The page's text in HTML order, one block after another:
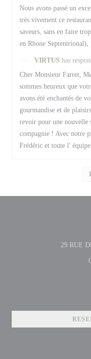
Nous avons passé un
très vivement ce
saveurs, sans en faire
en Rhone
VIRTUS has
Cher Monsieur Farret,
sommes heureux que
avons été enchantés de
gourmandise et de
revoir pour une nouvelle
compagnie ! Avec notre
Frédéric et toute l'
1
29 RUE